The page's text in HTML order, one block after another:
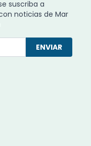
suscriba a
noticias de Mar
ENVIAR